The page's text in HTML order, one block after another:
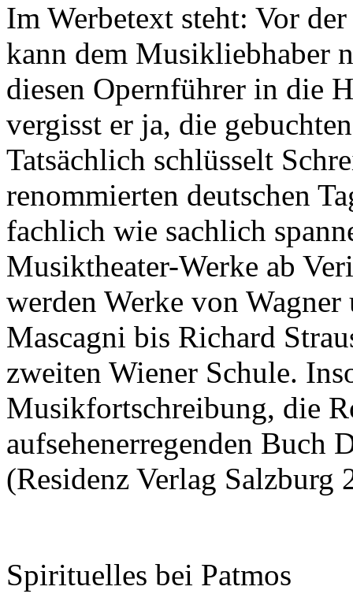
Im Werbetext steht: Vor
kann dem Musikliebhaber
diesen Opernführer in die
vergisst er ja, die
Tatsächlich schlüsselt
renommierten deutschen
fachlich wie sachlich
Musiktheater-Werke ab
werden Werke von
Mascagni bis Richard
zweiten Wiener Schule.
Musikfortschreibung, die
aufsehenerregenden Buch
(Residenz Verlag Salzburg
Spirituelles bei Patmos